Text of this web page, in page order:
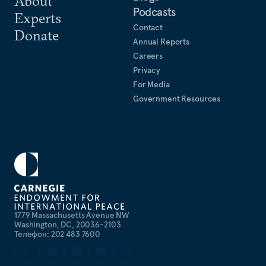
Review of Books, (May 31, 2001).
«Российская свободная пресса исчезает». The New
York Review of Books, 31 мая, 2001 (на англ.
1779 Massachusetts Avenue NW
Washington, DC, 20036-2103
Телефон: 202 483 7600
Experts
Donate
Podcasts
Contact
Annual Reports
Careers
Privacy
For Media
Government Resources